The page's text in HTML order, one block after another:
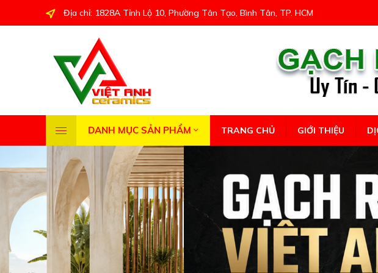
Địa chỉ: 1828A Tỉnh Lộ 10, Phường Tân Tạo, Bình Tân, TP. HCM
DANH MỤC SẢN PHẨM TRANG CHỦ GIỚI THIỆU